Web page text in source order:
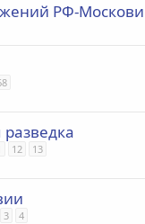
РФ-
12 13
3 4